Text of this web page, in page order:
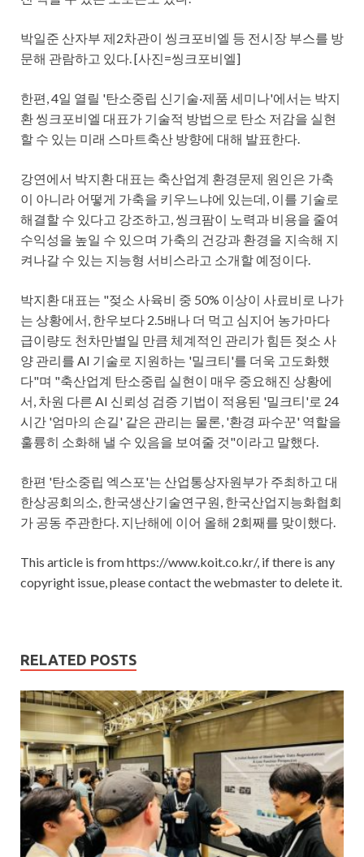
박일준 산자부 제2차관이 씽크포비엘 등 전시장 부스를 방
문해 관람하고 있다. [사진=씽크포비엘]
한편, 4일 열릴 '탄소중립 신기술·제품 세미나'에서는 박지
환 씽크포비엘 대표가 기술적 방법으로 탄소 저감을 실현
할 수 있는 미래 스마트축산 방향에 대해 발표한다.
강연에서 박지환 대표는 축산업계 환경문제 원인은 가축
이 아니라 어떻게 가축을 키우느냐에 있는데, 이를 기술로
해결할 수 있다고 강조하고, 씽크팜이 노력과 비용을 줄여
수익성을 높일 수 있으며 가축의 건강과 환경을 지속해 지
켜나갈 수 있는 지능형 서비스라고 소개할 예정이다.
박지환 대표는 "젖소 사육비 중 50% 이상이 사료비로 나가
는 상황에서, 한우보다 2.5배나 더 먹고 심지어 농가마다
급이량도 천차만별일 만큼 체계적인 관리가 힘든 젖소 사
양 관리를 AI 기술로 지원하는 '밀크티'를 더욱 고도화했
다"며 "축산업계 탄소중립 실현이 매우 중요해진 상황에
서, 차원 다른 AI 신뢰성 검증 기법이 적용된 '밀크티'로 24
시간 '엄마의 손길' 같은 관리는 물론, '환경 파수꾼' 역할을
훌륭히 소화해 낼 수 있음을 보여줄 것"이라고 말했다.
한편 '탄소중립 엑스포'는 산업통상자원부가 주최하고 대
한상공회의소, 한국생산기술연구원, 한국산업지능화협회
가 공동 주관한다. 지난해에 이어 올해 2회째를 맞이했다.
This article is from https://www.koit.co.kr/, if there is any
copyright issue, please contact the webmaster to delete it.
RELATED POSTS